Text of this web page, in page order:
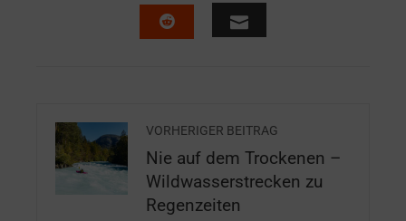
VORHERIGER BEITRAG
Nie auf dem Trockenen –
Wildwasserstrecken zu
Regenzeiten